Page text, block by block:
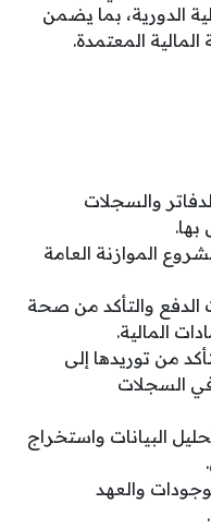
الدورية، بما يضمن
المالية المعتمدة.
والسجلات
الموازنة العامة
الدفع والتأكد من صحة
المالية.
من توريدها إلى
السجلات
البيانات واستخراج
والعهد